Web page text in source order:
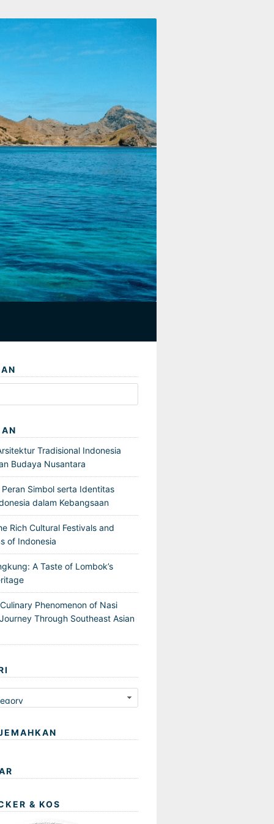
Tradisional Indonesia
Budaya Nusantara
Simbol serta Identitas
dalam Kebangsaan
Rich Cultural Festivals and
of Indonesia
A Taste of Lombok’s
Phenomenon of Nasi
Through Southeast Asian
& KOS